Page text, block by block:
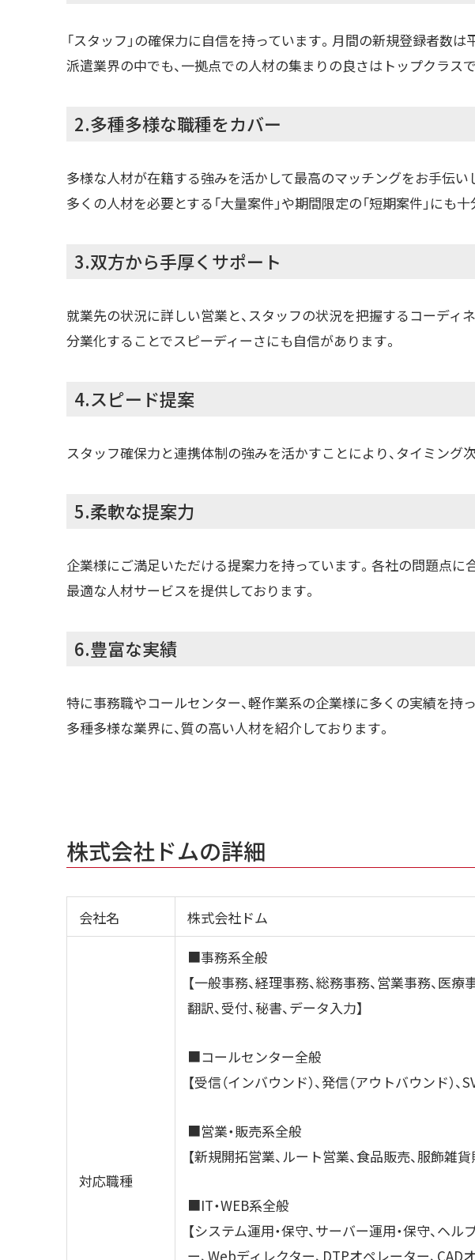
「スタッフ」の確保力に自信を持っています。月間の新規登録者数は
派遣業界の中でも、一拠点での人材の集まりの良さはトップクラスで
2.多種多様な職種をカバー
多様な人材が在籍する強みを活かして最高のマッチングをお手伝い
多くの人材を必要とする「大量案件」や期間限定の「短期案件」にも
3.双方から手厚くサポート
就業先の状況に詳しい営業と、スタッフの状況を把握するコーディ
分業化することでスピーディーさにも自信があります。
4.スピード提案
スタッフ確保力と連携体制の強みを活かすことにより、タイミング
5.柔軟な提案力
企業様にご満足いただける提案力を持っています。各社の問題点に
最適な人材サービスを提供しております。
6.豊富な実績
特に事務職やコールセンター、軽作業系の企業様に多くの実績を持っ
多種多様な業界に、質の高い人材を紹介しております。
株式会社ドムの詳細
会社名 株式会社ドム
対応職種
■事務系全般
【一般事務、経理事務、総務事務、営業事務、医療
翻訳、受付、秘書、データ入力】
■コールセンター全般
【受信（インバウンド）、発信（アウトバウンド）、SV
■営業・販売系全般
【新規開拓営業、ルート営業、食品販売、服飾雑
■IT・WEB系全般
【システム運用・保守、サーバー運用・保守、ヘ
ー、Webディレクター、DTPオペレーター、CAD